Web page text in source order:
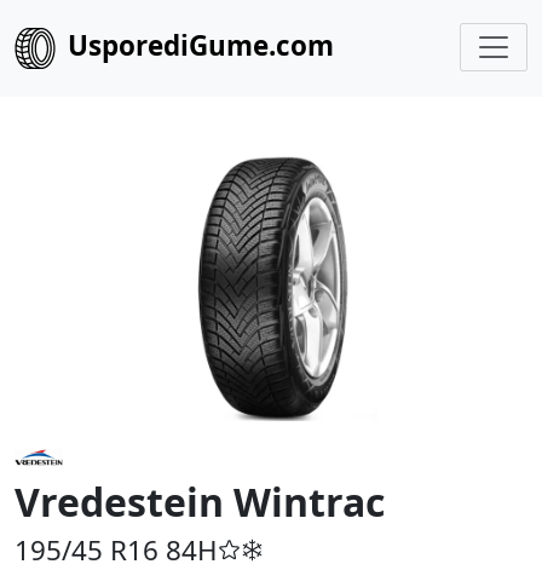
UsporediGume.com
Vredestein Wintrac
195/45 R16 84H